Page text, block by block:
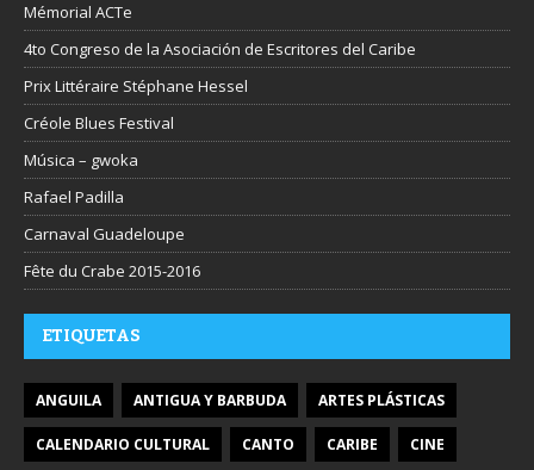
Mémorial ACTe
4to Congreso de la Asociación de Escritores del Caribe
Prix Littéraire Stéphane Hessel
Créole Blues Festival
Música – gwoka
Rafael Padilla
Carnaval Guadeloupe
Fête du Crabe 2015-2016
ETIQUETAS
ANGUILA ANTIGUA Y BARBUDA ARTES PLÁSTICAS
CALENDARIO CULTURAL CANTO CARIBE CINE